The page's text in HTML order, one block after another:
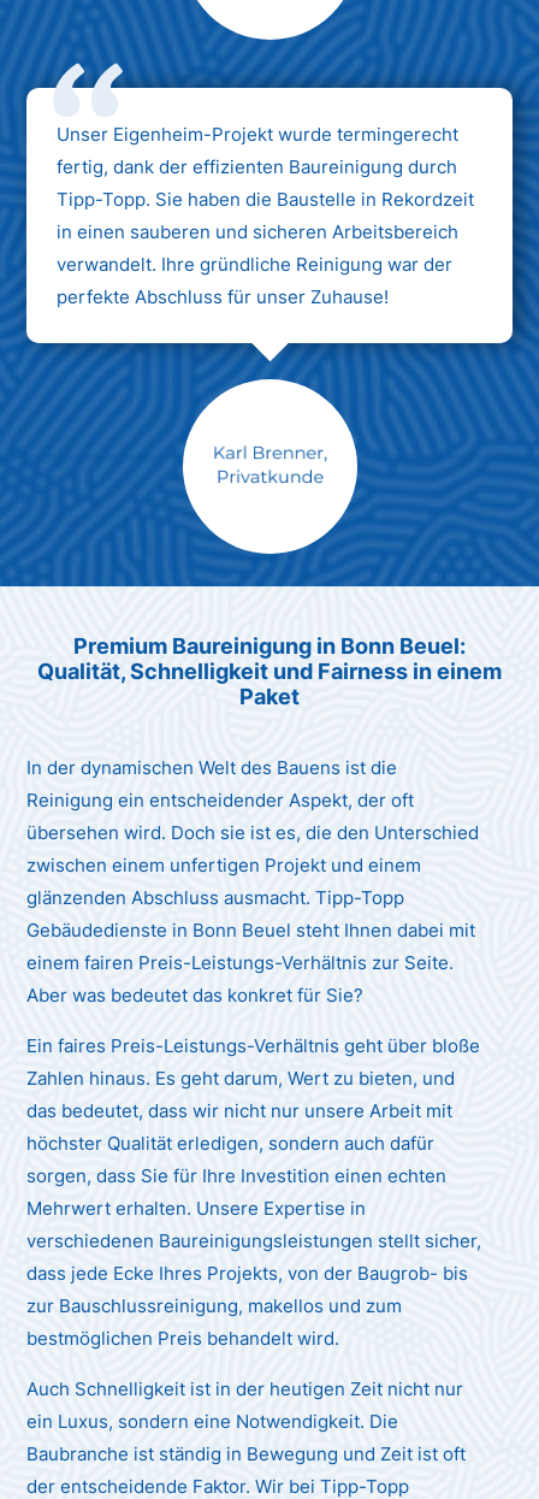
Max Mustermann
Unternehmen AG
Unser Eigenheim-Projekt wurde termingerecht
fertig, dank der effizienten Baureinigung durch
Tipp-Topp. Sie haben die Baustelle in Rekordzeit
in einen sauberen und sicheren Arbeitsbereich
verwandelt. Ihre gründliche Reinigung war der
perfekte Abschluss für unser Zuhause!
Max Mustermann
Premium Baureinigung in Bonn Beuel:
Qualität, Schnelligkeit und Fairness in einem
Paket
In der dynamischen Welt des Bauens ist die
Reinigung ein entscheidender Aspekt, der oft
übersehen wird. Doch sie ist es, die den Unterschied
zwischen einem unfertigen Projekt und einem
glänzenden Abschluss ausmacht. Tipp-Topp
Gebäudedienste in Bonn Beuel steht Ihnen dabei mit
einem fairen Preis-Leistungs-Verhältnis zur Seite.
Aber was bedeutet das konkret für Sie?
Ein faires Preis-Leistungs-Verhältnis geht über bloße
Zahlen hinaus. Es geht darum, Wert zu bieten, und
das bedeutet, dass wir nicht nur unsere Arbeit mit
höchster Qualität erledigen, sondern auch dafür
sorgen, dass Sie für Ihre Investition einen echten
Mehrwert erhalten. Unsere Expertise in
verschiedenen Baureinigungsleistungen stellt sicher,
dass jede Ecke Ihres Projekts, von der Baugrob- bis
zur Bauschlussreinigung, makellos und zum
bestmöglichen Preis behandelt wird.
Auch Schnelligkeit ist in der heutigen Zeit nicht nur
ein Luxus, sondern eine Notwendigkeit. Die
Baubranche ist ständig in Bewegung und Zeit ist oft
der entscheidende Faktor. Wir bei Tipp-Topp